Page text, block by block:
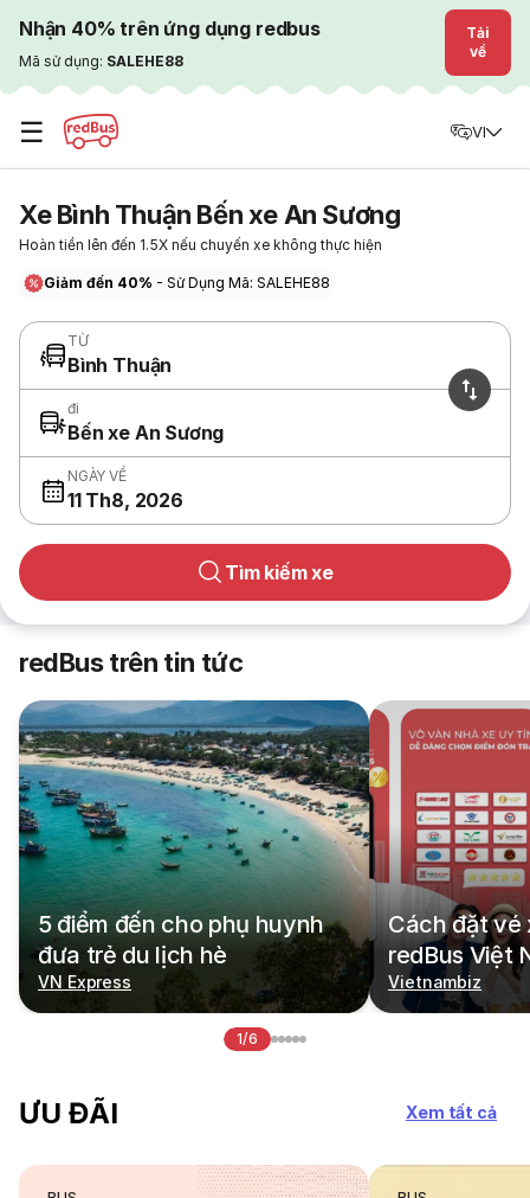
Nhận 40% trên ứng dụng redbus
Mã sử dụng: SALEHE88
Tải
về
☰ VI
Xe Bình Thuận Bến xe An Sương
Hoàn tiền lên đến 1.5X nếu chuyến xe không thực hiện
Giảm đến 40% - Sử Dụng Mã: SALEHE88
TỪ
Bình Thuận
đi
Bến xe An Sương
NGÀY VỀ
11 Th8, 2026
Tìm kiếm xe
redBus trên tin tức
5 điểm đến cho phụ huynh
đưa trẻ du lịch hè
VN Express
Cách đặt vé
redBus Việt
Vietnambiz
1/6
ƯU ĐÃI Xem tất cả